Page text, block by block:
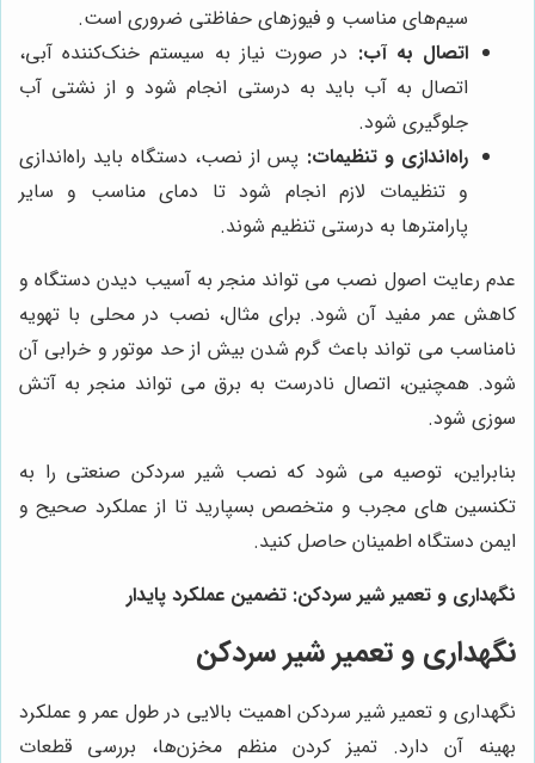
سیم‌های مناسب و فیوزهای حفاظتی ضروری است.
اتصال به آب: در صورت نیاز به سیستم خنک‌کننده آبی،
اتصال به آب باید به درستی انجام شود و از نشتی آب
جلوگیری شود.
راه‌اندازی و تنظیمات: پس از نصب، دستگاه باید راه‌اندازی
و تنظیمات لازم انجام شود تا دمای مناسب و سایر
پارامترها به درستی تنظیم شوند.
عدم رعایت اصول نصب می تواند منجر به آسیب دیدن دستگاه و
کاهش عمر مفید آن شود. برای مثال، نصب در محلی با تهویه
نامناسب می تواند باعث گرم شدن بیش از حد موتور و خرابی آن
شود. همچنین، اتصال نادرست به برق می تواند منجر به آتش
سوزی شود.
بنابراین، توصیه می شود که نصب شیر سردکن صنعتی را به
تکنسین های مجرب و متخصص بسپارید تا از عملکرد صحیح و
ایمن دستگاه اطمینان حاصل کنید.
نگهداری و تعمیر شیر سردکن: تضمین عملکرد پایدار
نگهداری و تعمیر شیر سردکن
نگهداری و تعمیر شیر سردکن اهمیت بالایی در طول عمر و عملکرد
بهینه آن دارد. تمیز کردن منظم مخزن‌ها، بررسی قطعات